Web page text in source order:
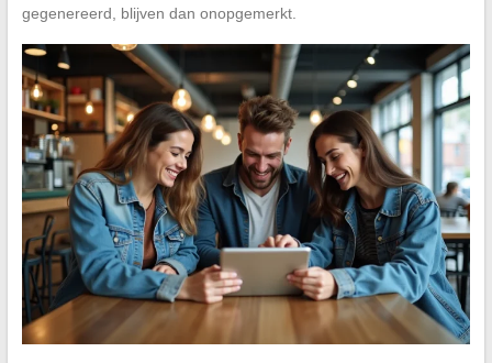
gegenereerd, blijven dan onopgemerkt.